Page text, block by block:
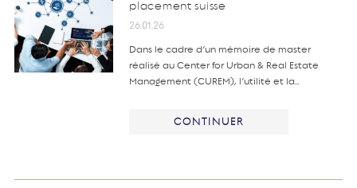
placement suisse
26.01.26
Dans le cadre d’un mémoire de master
réalisé au Center for Urban & Real Estate
Management (CUREM), l’utilité et la…
CONTINUER